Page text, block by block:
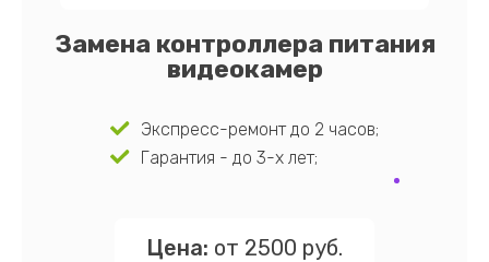
Замена контроллера питания
видеокамер
Экспресс-ремонт до 2 часов;
Гарантия - до 3-х лет;
Цена: от 2500 руб.